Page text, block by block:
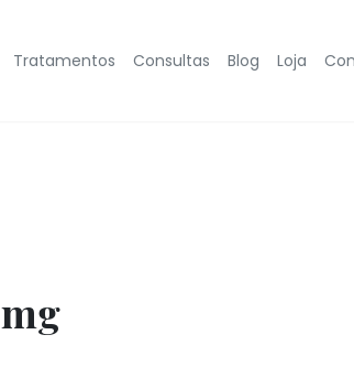
Tratamentos Consultas Blog Loja